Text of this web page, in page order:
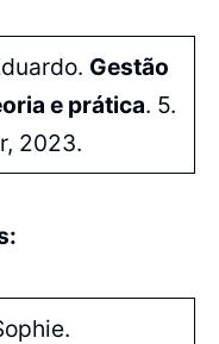
Gestão
e prática. 5.
2023.